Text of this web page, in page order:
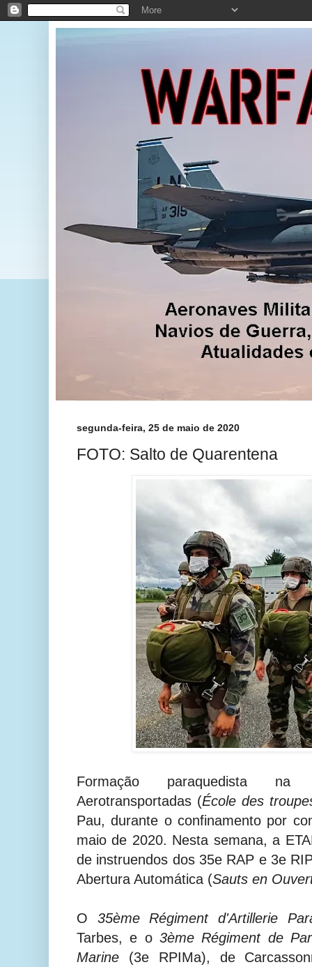
segunda-feira, 25 de maio de 2020
FOTO: Salto de Quarentena
Formação paraquedista
Aerotransportadas (École des
Pau, durante o confinamento por
maio de 2020. Nesta semana, a
de instruendos dos 35e RAP e 3e
Abertura Automática (Sauts en
O 35ème Régiment d'Artillerie
Tarbes, e o3ème Régiment de
Marine (3e RPIMa), de